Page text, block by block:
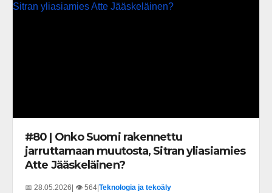
#80 | Onko Suomi rakennettu
jarruttamaan muutosta, Sitran yliasiamies
Atte Jääskeläinen?
📅 28.05.2026 | 👁️ 564 Teknologia ja tekoäly